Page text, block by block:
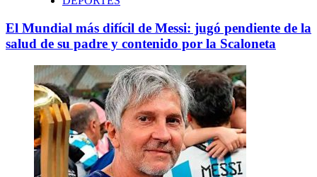
El Mundial más difícil de Messi: jugó pendiente de la
salud de su padre y contenido por la Scaloneta